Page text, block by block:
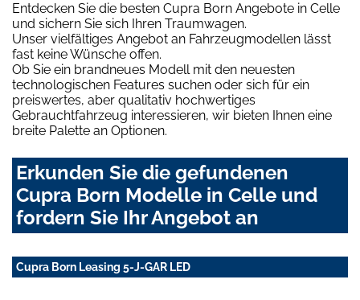
Entdecken Sie die besten Cupra Born Angebote in Celle
und sichern Sie sich Ihren Traumwagen.
Unser vielfältiges Angebot an Fahrzeugmodellen lässt
fast keine Wünsche offen.
Ob Sie ein brandneues Modell mit den neuesten
technologischen Features suchen oder sich für ein
preiswertes, aber qualitativ hochwertiges
Gebrauchtfahrzeug interessieren, wir bieten Ihnen eine
breite Palette an Optionen.
Erkunden Sie die gefundenen
Cupra Born Modelle in Celle und
fordern Sie Ihr Angebot an
Cupra Born Leasing 5-J-GAR LED